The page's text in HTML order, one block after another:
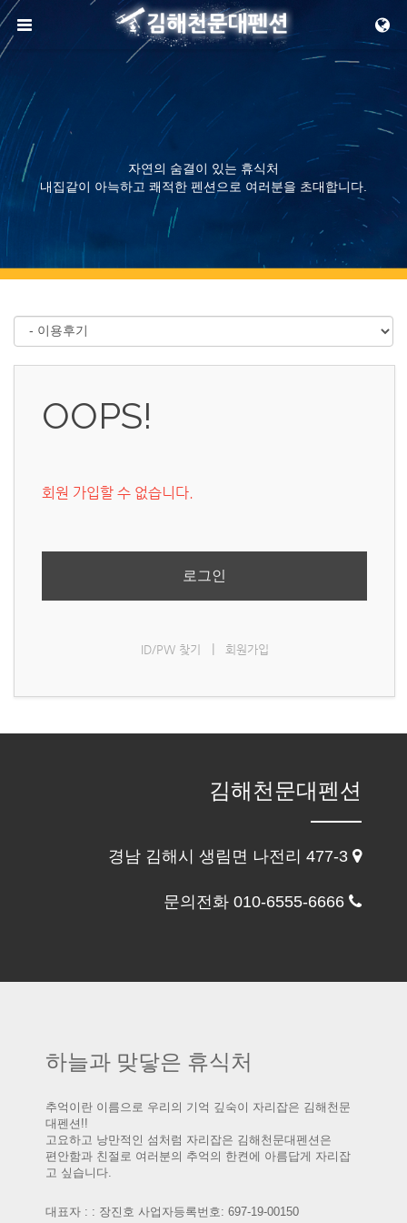
메뉴 건너뛰기
자연의 숨결이 있는 휴식처
내집같이 아늑하고 쾌적한 펜션으로 여러분을 초대합니다.
OOPS!
회원 가입할 수 없습니다.
로그인
ID/PW 찾기 회원가입
김해천문대펜션
경남 김해시 생림면 나전리 477-3
문의전화 010-6555-6666
하늘과 맞닿은 휴식처
추억이란 이름으로 우리의 기억 깊숙이 자리잡은 김해천문
대펜션!!
고요하고 낭만적인 섬처럼 자리잡은 김해천문대펜션은
편안함과 친절로 여러분의 추억의 한켠에 아름답게 자리잡
고 싶습니다.
대표자 : : 장진호 사업자등록번호: 697-19-00150